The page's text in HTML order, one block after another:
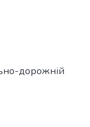
дорожній